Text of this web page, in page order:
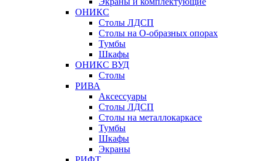
ОНИКС
Столы ЛДСП
Столы на О-образных опорах
Тумбы
Шкафы
ОНИКС ВУД
Столы
РИВА
Аксессуары
Столы ЛДСП
Столы на металлокаркасе
Тумбы
Шкафы
Экраны